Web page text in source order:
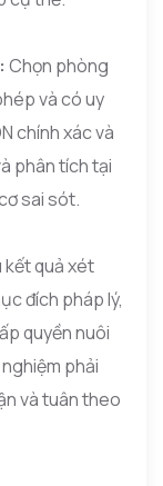
Chọn phòng
và có uy
chính xác và
phân tích tại
sai sót.
kết quả xét
đích pháp lý,
quyền nuôi
phải
và tuân theo